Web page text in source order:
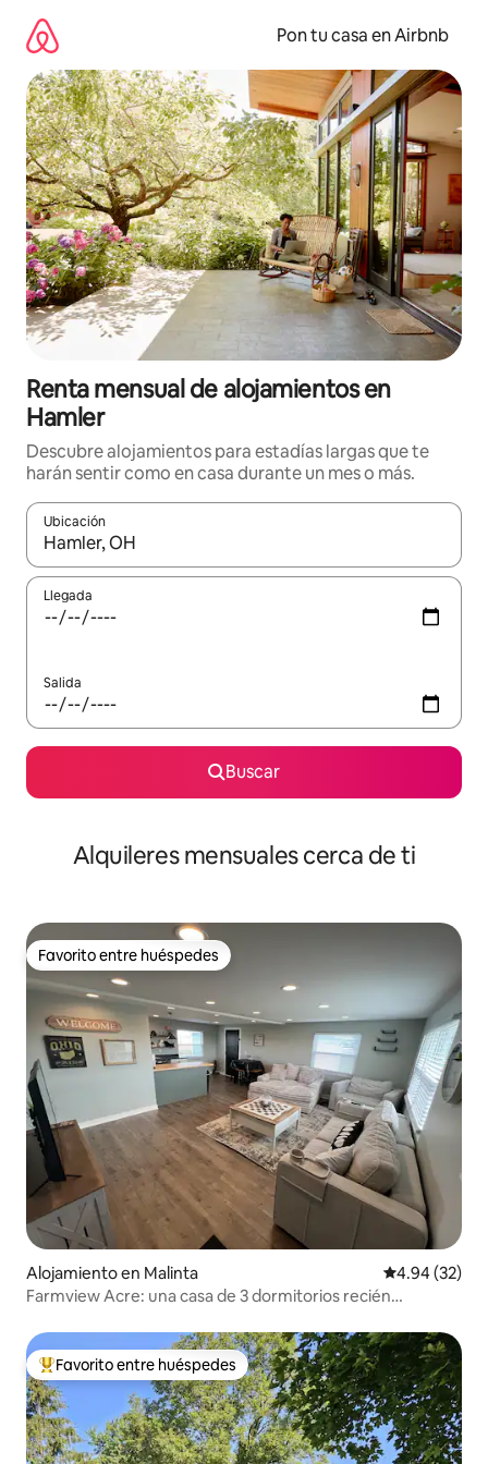
contenido
Pon tu casa en Airbnb
Renta mensual de alojamientos en
Hamler
Descubre alojamientos para estadías largas que te
harán sentir como en casa durante un mes o más.
Ubicación
Cuando los resultados estén disponibles, navega con las
Llegada
Salida
Buscar
Alquileres mensuales cerca de ti
Favorito entre huéspedes
Favorito entre huéspedes
Alojamiento en Malinta Calificación
4.94 (32)
Farmview Acre: una casa de 3 dormitorios recién
Favorito entre huéspedes preferido
Favorito entre huéspedes